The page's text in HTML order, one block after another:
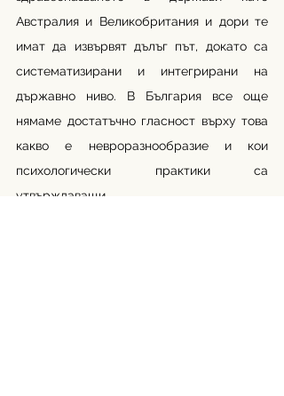
Австралия и Великобритания и дори те
имат да извървят дълъг път, докато са
систематизирани и интегрирани на
държавно ниво. В България все още
нямаме достатъчно гласност върху това
какво е невроразнообразие и кои
психологически практики са
утвърждаващи.